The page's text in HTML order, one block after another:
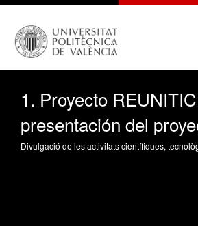
1. Proyecto
presentación del